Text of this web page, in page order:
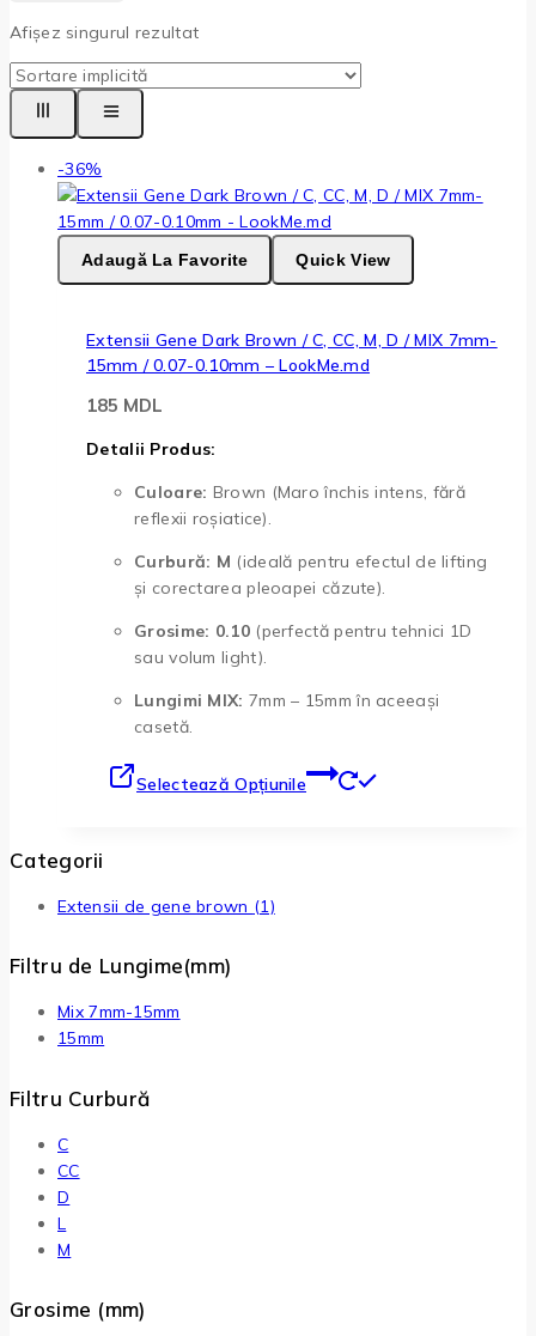
Afișez singurul rezultat
-36%
la
vanzare
Adaugă La Favorite Quick View
Extensii Gene Dark Brown / C, CC, M, D / MIX 7mm-
15mm / 0.07-0.10mm – LookMe.md
185 MDL
Detalii Produs:
Culoare: Brown (Maro închis intens, fără
reflexii roșiatice).
Curbură: M (ideală pentru efectul de lifting
și corectarea pleoapei căzute).
Grosime: 0.10(perfectă pentru tehnici 1D
sau volum light).
Lungimi MIX: 7mm – 15mm în aceeași
casetă.
Selectează Opțiunile
Categorii
Extensii de gene brown (1)
Filtru de Lungime(mm)
Mix 7mm-15mm
15mm
Filtru Curbură
C
CC
D
L
M
Grosime (mm)